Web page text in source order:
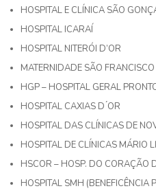
HOSPITAL E CLÍNICA SÃO
HOSPITAL ICARAÍ
HOSPITAL NITERÓI D’OR
MATERNIDADE SÃO FRANCISCO
HGP – HOSPITAL GERAL
HOSPITAL CAXIAS D ́OR
HOSPITAL DAS CLÍNICAS DE
HOSPITAL DE CLÍNICAS MÁRIO
HSCOR – HOSP. DO CORAÇÃO
HOSPITAL SMH (BENEFICÊNCIA